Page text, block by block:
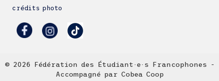
crédits photo
© 2026 Fédération des Étudiant·e·s Francophones -
Accompagné par Cobea Coop